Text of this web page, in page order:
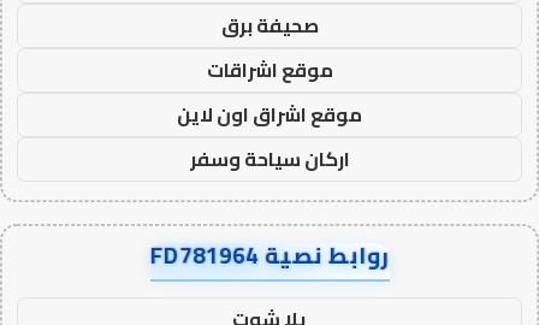
صحيفة برق
موقع اشراقات
موقع اشراق اون لاين
اركان سياحة وسفر
روابط نصية FD781964